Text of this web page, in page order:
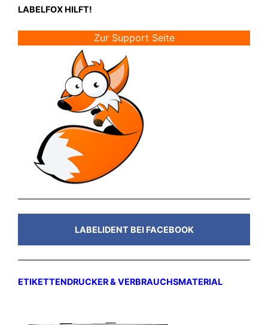
LABELFOX HILFT!
Zur Support Seite
LABELIDENT BEI FACEBOOK
ETIKETTENDRUCKER & VERBRAUCHSMATERIAL